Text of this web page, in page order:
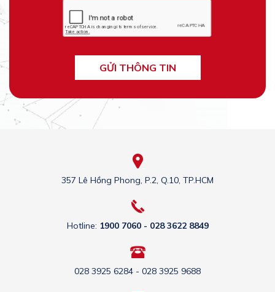
GỬI THÔNG TIN
357 Lê Hồng Phong, P.2, Q.10, TP.HCM
Hotline: 1900 7060 - 028 3622 8849
028 3925 6284 - 028 3925 9688